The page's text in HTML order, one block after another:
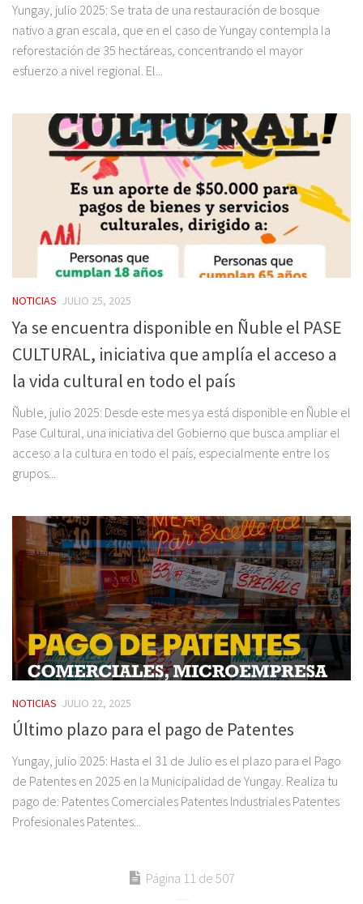
Yungay, julio 2025: Se trata de una restauración de bosque
nativo a gran escala, que en el caso de Yungay contempla la
reforestación de 35 hectáreas, concentrando el mayor
esfuerzo a nivel regional. El...
NOTICIAS JULIO 25, 2025
Ya se encuentra disponible en Ñuble el PASE
CULTURAL, iniciativa que amplía el acceso a
la vida cultural en todo el país
Ñuble, julio 2025: Desde este mes ya está disponible en Ñuble el
Pase Cultural, una iniciativa del Gobierno que busca ampliar el
acceso a la cultura en todo el país, especialmente entre los
grupos...
NOTICIAS JULIO 22, 2025
Último plazo para el pago de Patentes
Yungay, julio 2025: Hasta el 31 de Julio es el plazo para el Pago
de Patentes en 2025 en la Municipalidad de Yungay. Realiza tu
pago de: Patentes Comerciales Patentes Industriales Patentes
Profesionales Patentes...
Página 11 de 507